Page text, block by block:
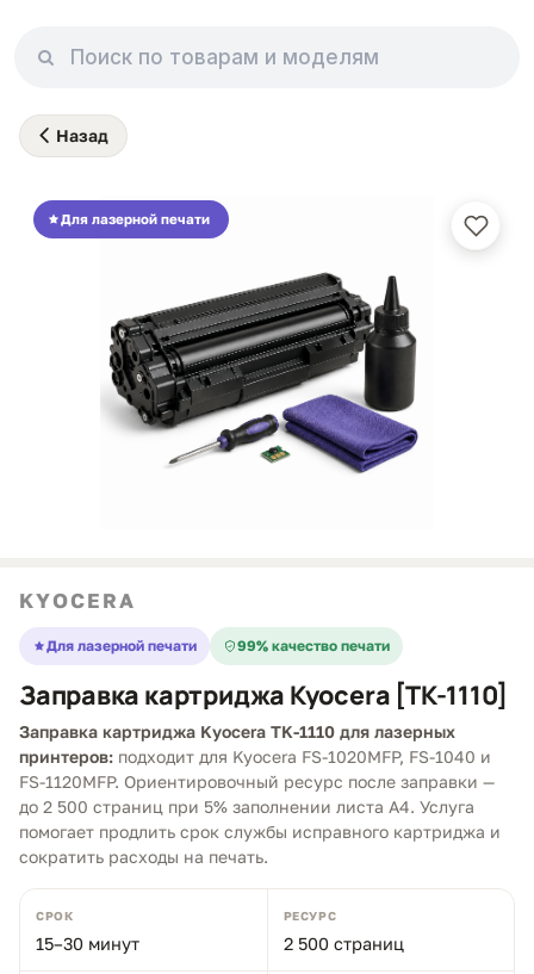
Назад
Для лазерной печати
KYOCERA
Для лазерной печати 99% качество печати
Заправка картриджа Kyocera [TK-1110]
Заправка картриджа Kyocera TK-1110 для лазерных
принтеров: подходит для Kyocera FS-1020MFP, FS-1040 и
FS-1120MFP. Ориентировочный ресурс после заправки —
до 2 500 страниц при 5% заполнении листа A4. Услуга
помогает продлить срок службы исправного картриджа и
сократить расходы на печать.
СРОК
15–30 минут
РЕСУРС
2 500 страниц